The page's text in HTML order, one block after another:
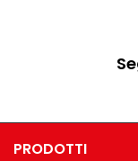
PRODOTTI